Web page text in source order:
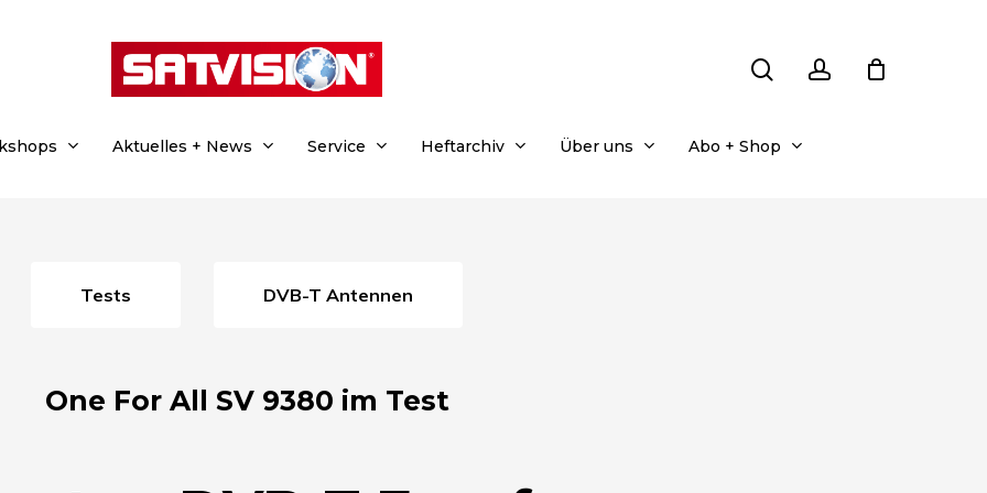
Aktuelles + News Service Heftarchiv Über uns Abo + Shop
Tests DVB-T Antennen
One For All SV 9380 im Test